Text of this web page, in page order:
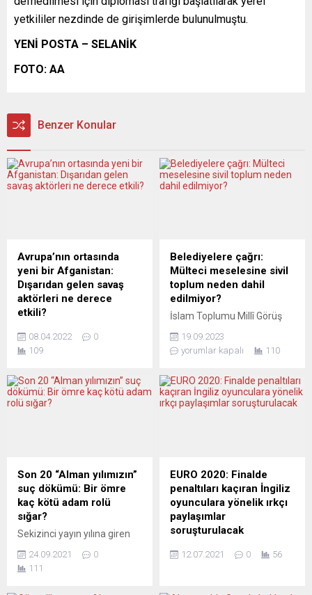
yetkililer nezdinde de girişimlerde bulunulmuştu.
YENİ POSTA – SELANİK
FOTO: AA
Benzer Konular
Avrupa’nın ortasında
yeni bir Afganistan:
Dışarıdan gelen savaş
aktörleri ne derece
etkili?
insanlık adına utanılacak
görüntülere de sahne olan
görüşmeleri ile sona
erdirmek mümkün mü?
ortasında ikinci bir
Afganistan’a dönüşme
tehdidine işaret ediyor.
Federal Almanya’da
toplumsal, siyasi, sanat ve
bilim konularına eleştirel
yaklaşan...
08.04.2022
0
109
Belediyelere çağrı:
Mülteci meselesine sivil
toplum neden dahil
edilmiyor?
İslam Toplumu Millî Görüş
Mete, mülteci sayısındaki
artışla birlikte gittikçe daha
olduğu tartışmalar
dolayısıyla bir açıklamada
eden süreçlerde bunu göz
önünde bulundurmalı. Cami
cemiyetleri aktif destek...
19.09.2023
yorumlar kapalı
110
Son 20 “Alman yılımızın”
suç dökümü: Bir ömre
kaç kötü adam rolü
sığar?
Sekizinci yayın yılına giren
PoliTeknik gazetesinin yeni
sayısında ilginç bir döküm
24.09.2021
0
111
EURO 2020: Finalde
penaltıları kaçıran İngiliz
oyunculara yönelik ırkçı
paylaşımlar
soruşturulacak
Futbol Şampiyonası (EURO
12.07.2021 0 56